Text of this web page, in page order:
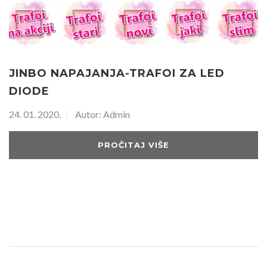
JINBO NAPAJANJA-TRAFOI ZA LED
DIODE
24. 01. 2020. Autor: Admin
PROČITAJ VIŠE